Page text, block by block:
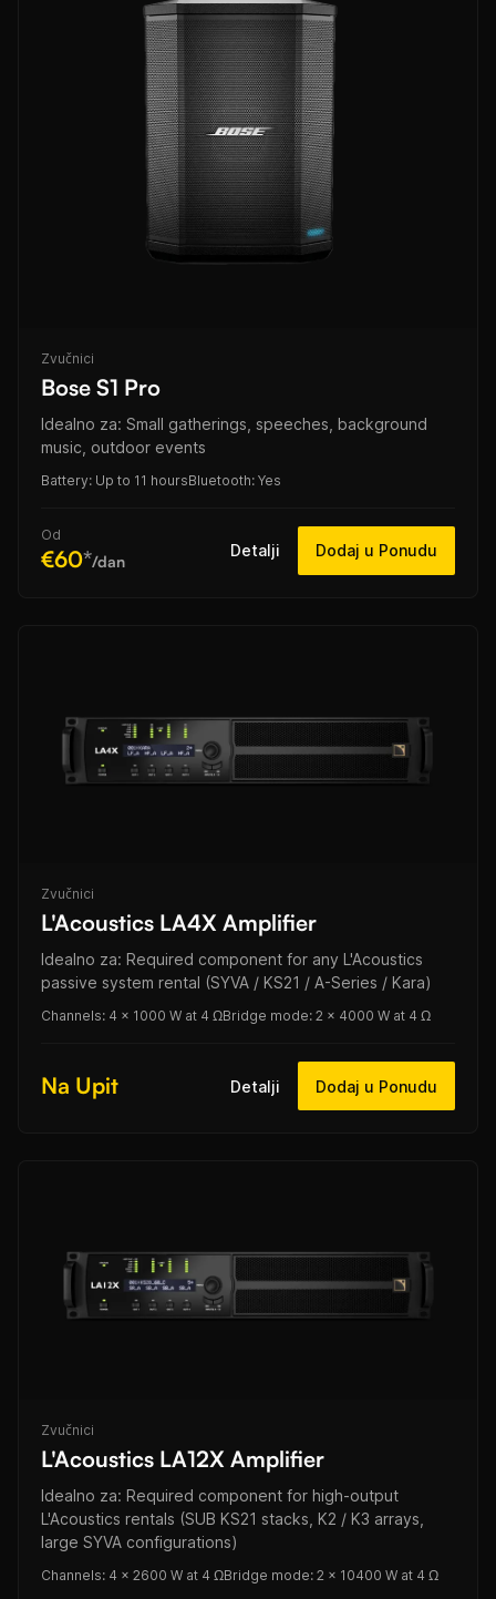
Zvučnici
Bose S1 Pro
Idealno za: Small gatherings, speeches, background
music, outdoor events
Battery: Up to 11 hoursBluetooth: Yes
Od
€60*/dan
Detalji Dodaj u Ponudu
Zvučnici
L'Acoustics LA4X Amplifier
Idealno za: Required component for any L'Acoustics
passive system rental (SYVA / KS21 / A-Series / Kara)
Channels: 4 × 1000 W at 4 ΩBridge mode: 2 × 4000 W at 4 Ω
Na Upit Detalji Dodaj u Ponudu
Zvučnici
L'Acoustics LA12X Amplifier
Idealno za: Required component for high-output
L'Acoustics rentals (SUB KS21 stacks, K2 / K3 arrays,
large SYVA configurations)
Channels: 4 × 2600 W at 4 ΩBridge mode: 2 × 10400 W at 4 Ω